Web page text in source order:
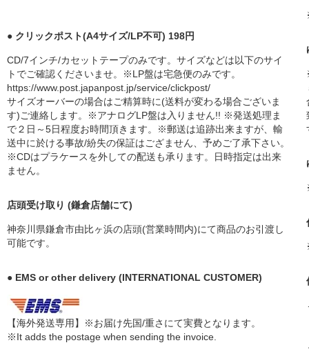
● クリックポスト(A4サイズ/LP不可) 198円
CD/7インチ/カセットテープのみです。サイズなどは以下のサイ
トでご確認くださいませ。※LP盤は宅急便のみです。
https://www.post.japanpost.jp/service/clickpost/
サイズオーバーの場合はご精算時に(送料が変わる場合ございま
す)ご連絡します。※アナログLP盤は入りません!! ※発送処理ま
で２日～5日程度お時間頂きます。※郵送は追跡出来ますが、輸
送中に於ける事故/紛失の保証はござません、予めご了承下さい。
※CDはプラケースを外しての配送も承ります。日時指定は出来
ません。
店頭受け取り (鎌倉店舗にて)
神奈川県鎌倉市由比ヶ浜の店頭(営業時間内)にて商品のお引渡し
可能です。
● EMS or other delivery (INTERNATIONAL CUSTOMER)
【海外発送専用】※お届け先国/重さにて実費となります。
※It adds the postage when sending the invoice.